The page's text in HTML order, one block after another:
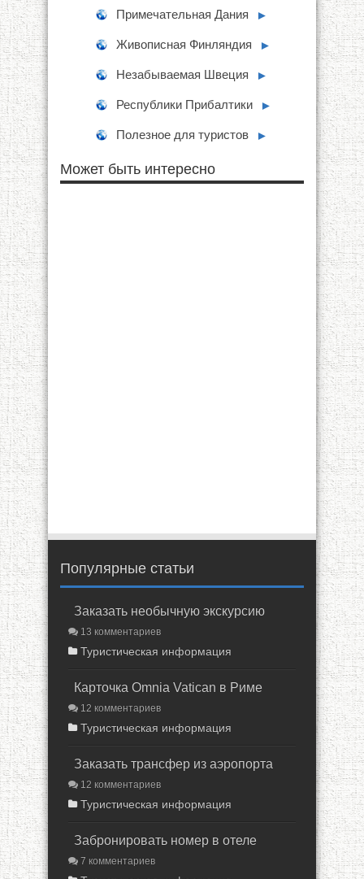
Примечательная Дания ►
Живописная Финляндия ►
Незабываемая Швеция ►
Республики Прибалтики ►
Полезное для туристов ►
Может быть интересно
Популярные статьи
Заказать необычную экскурсию
13 комментариев
Туристическая информация
Карточка Omnia Vatican в Риме
12 комментариев
Туристическая информация
Заказать трансфер из аэропорта
12 комментариев
Туристическая информация
Забронировать номер в отеле
7 комментариев